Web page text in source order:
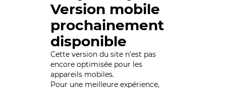
Version mobile
prochainement
disponible
Cette version du site n’est pas
encore optimisée pour les
appareils mobiles.
Pour une meilleure expérience,